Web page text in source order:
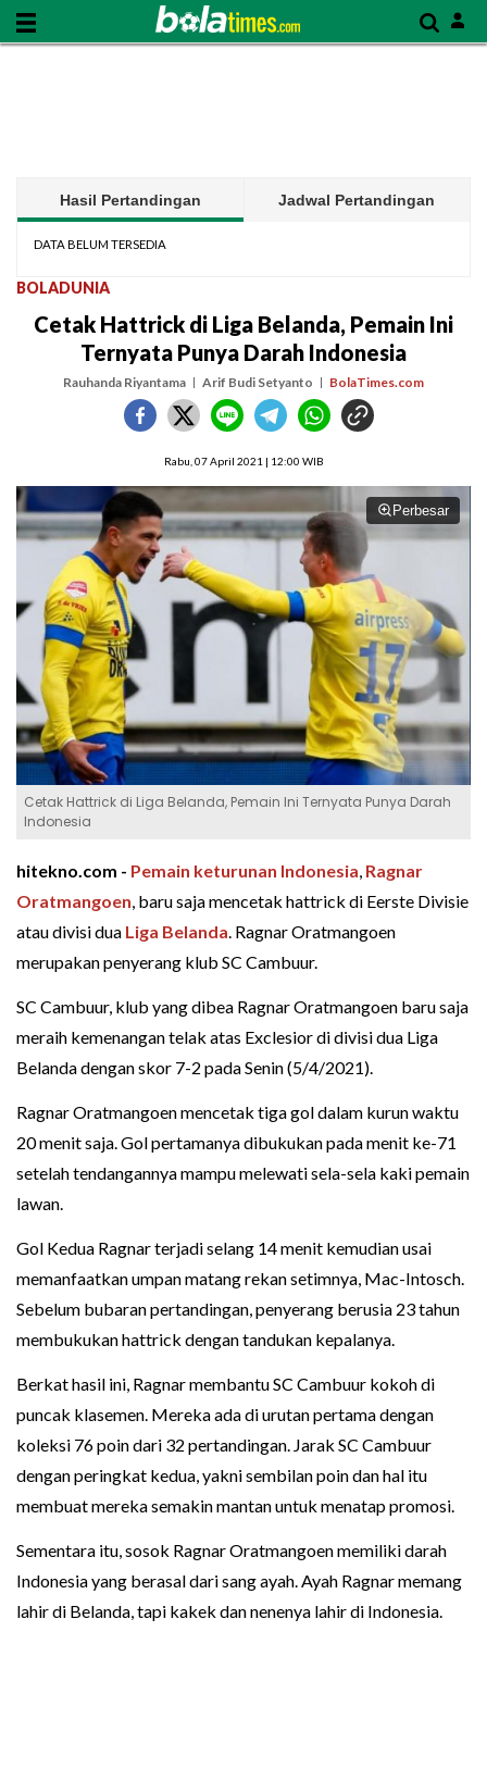
Hasil Pertandingan Jadwal Pertandingan
DATA BELUM TERSEDIA
BOLADUNIA
Cetak Hattrick di Liga Belanda, Pemain Ini
Ternyata Punya Darah Indonesia
Rauhanda Riyantama Arif Budi Setyanto BolaTimes.com
Rabu, 07 April 2021 | 12:00 WIB
Perbesar
Cetak Hattrick di Liga Belanda, Pemain Ini Ternyata Punya Darah
Indonesia
hitekno.com - Pemain keturunan Indonesia, Ragnar
Oratmangoen, baru saja mencetak hattrick di Eerste Divisie
atau divisi dua Liga Belanda. Ragnar Oratmangoen
merupakan penyerang klub SC Cambuur.
SC Cambuur, klub yang dibea Ragnar Oratmangoen baru saja
meraih kemenangan telak atas Exclesior di divisi dua Liga
Belanda dengan skor 7-2 pada Senin (5/4/2021).
Ragnar Oratmangoen mencetak tiga gol dalam kurun waktu
20 menit saja. Gol pertamanya dibukukan pada menit ke-71
setelah tendangannya mampu melewati sela-sela kaki pemain
lawan.
Gol Kedua Ragnar terjadi selang 14 menit kemudian usai
memanfaatkan umpan matang rekan setimnya, Mac-Intosch.
Sebelum bubaran pertandingan, penyerang berusia 23 tahun
membukukan hattrick dengan tandukan kepalanya.
Berkat hasil ini, Ragnar membantu SC Cambuur kokoh di
puncak klasemen. Mereka ada di urutan pertama dengan
koleksi 76 poin dari 32 pertandingan. Jarak SC Cambuur
dengan peringkat kedua, yakni sembilan poin dan hal itu
membuat mereka semakin mantan untuk menatap promosi.
Sementara itu, sosok Ragnar Oratmangoen memiliki darah
Indonesia yang berasal dari sang ayah. Ayah Ragnar memang
lahir di Belanda, tapi kakek dan nenenya lahir di Indonesia.